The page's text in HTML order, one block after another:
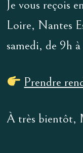
Je vous reçois
Loire, Nantes
samedi, de 9h
Prendre
À très bientôt,